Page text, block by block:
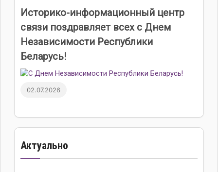
Историко-информационный центр
связи поздравляет всех с Днем
Независимости Республики
Беларусь!
02.07.2026
Актуально